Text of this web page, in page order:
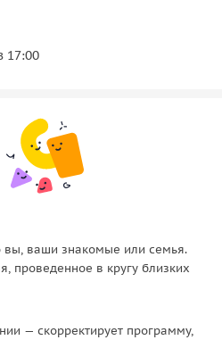
монастыря,
— середины XVIII вв. на
подчас, несколько
собор святителя Петра,
построенный итальянским
в 1514-1517 годах,
же время, собор в честь
Матери (1684-1690), выполнен
русской архитектуры
прежде всего частицу мощей
преподобного Серафима
17:00
вы, ваши знакомые или семья.
проведенное в кругу близких
— скорректирует программу,